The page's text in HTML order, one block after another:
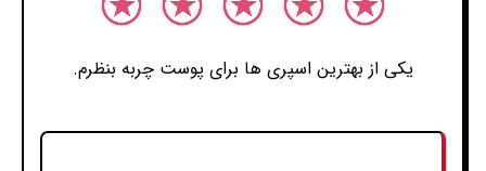
یکی از بهترین اسپری ها برای پوست چربه بنظرم.